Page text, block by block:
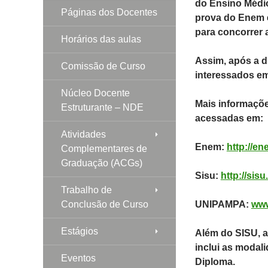
do Ensino
prova do Enem
para concorrer
Assim, após a
interessados
Mais
acessadas em:
Enem: http://
Sisu: http://
UNIPAMPA:
Além do SISU,
inclui as
Diploma.
Páginas dos Docentes
Horários das aulas
Comissão de Curso
Núcleo Docente
Estruturante – NDE
Atividades
Complementares de
Graduação (ACGs)
Trabalho de
Conclusão de Curso
Estágios
Eventos